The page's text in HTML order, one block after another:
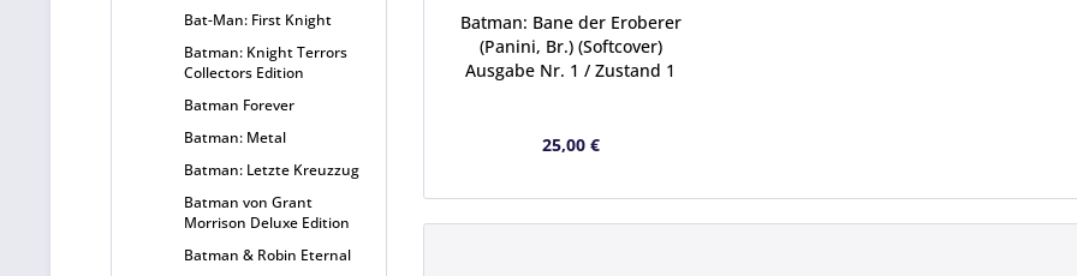
Bat-Man: First Knight
Batman: Knight Terrors
Collectors Edition
Batman Forever
Batman: Metal
Batman: Letzte Kreuzzug
Batman von Grant
Morrison Deluxe Edition
Batman & Robin Eternal
Batman: Bane der Eroberer
(Panini, Br.) (Softcover)
Ausgabe Nr. 1 / Zustand 1
25,00 €